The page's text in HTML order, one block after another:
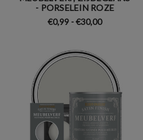
- PORSELEIN ROZE
€0,99 - €30,00